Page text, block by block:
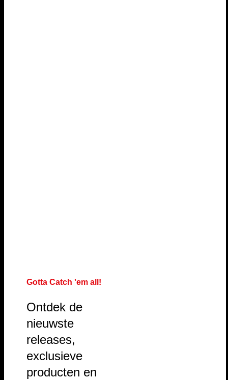
Gotta Catch 'em all!
Ontdek de
nieuwste
releases,
exclusieve
producten en